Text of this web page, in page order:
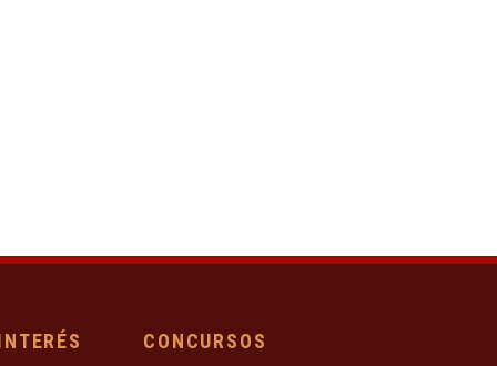
CONCURSOS